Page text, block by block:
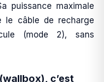
puissance maximale
le câble de recharge
(mode 2), sans
c’est